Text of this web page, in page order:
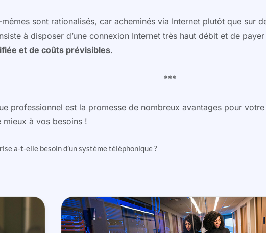
sont rationalisés, car acheminés via Internet plutôt que sur
à disposer d’une connexion Internet très haut débit et de
et de coûts prévisibles.
***
professionnel est la promesse de nombreux avantages pour
à vos besoins !
a-t-elle besoin d’un système téléphonique ?